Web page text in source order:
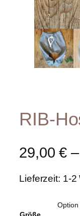
RIB-
29,00€ –
Lieferzeit: 1-2